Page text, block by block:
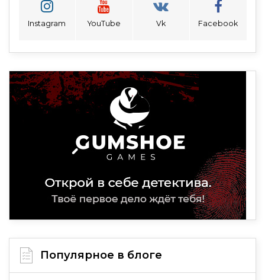
Instagram YouTube Vk Facebook
Популярное в блоге